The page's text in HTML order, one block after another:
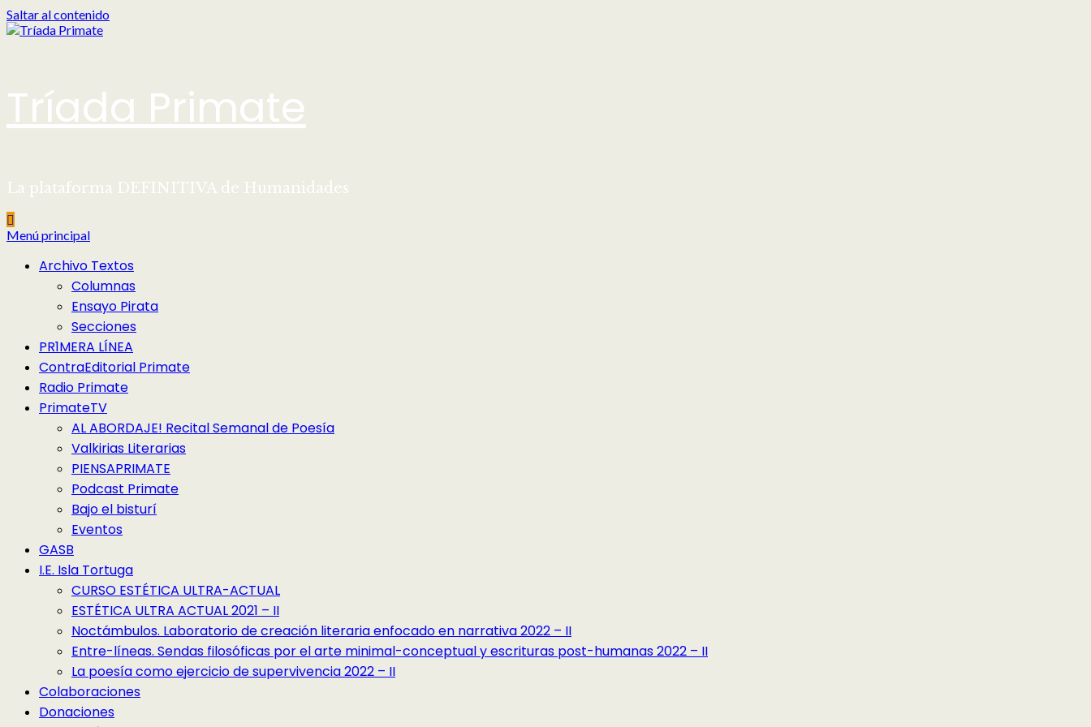
Saltar al contenido
Tríada Primate
La plataforma DEFINITIVA de Humanidades
Menú principal
Archivo Textos
Columnas
Ensayo Pirata
Secciones
PR1MERA LÍNEA
ContraEditorial Primate
Radio Primate
PrimateTV
AL ABORDAJE! Recital Semanal de Poesía
Valkirias Literarias
PIENSAPRIMATE
Podcast Primate
Bajo el bisturí
Eventos
GASB
I.E. Isla Tortuga
CURSO ESTÉTICA ULTRA-ACTUAL
ESTÉTICA ULTRA ACTUAL 2021 – II
Noctámbulos. Laboratorio de creación literaria enfocado en narrativa 2022 – II
Entre-líneas. Sendas filosóficas por el arte minimal-conceptual y escrituras post-humanas 2022 – II
La poesía como ejercicio de supervivencia 2022 – II
Colaboraciones
Donaciones